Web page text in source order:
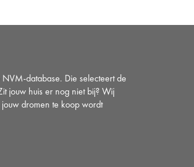
database. Die selecteert de
jouw huis er nog niet bij? Wij
dromen te koop wordt